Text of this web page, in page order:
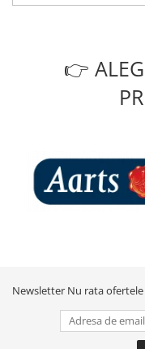
👉
Newsletter Nu rata